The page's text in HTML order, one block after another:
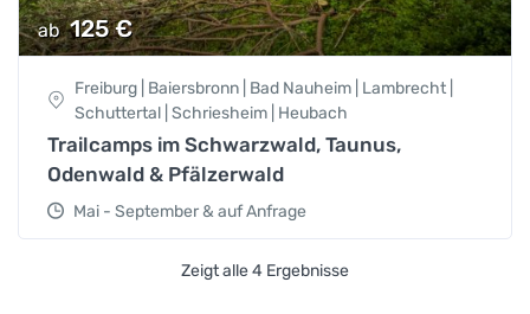
ab 125€
Freiburg | Baiersbronn | Bad Nauheim | Lambrecht |
Schuttertal | Schriesheim | Heubach
Trailcamps im Schwarzwald, Taunus,
Odenwald & Pfälzerwald
Mai - September & auf Anfrage
Zeigt alle 4 Ergebnisse